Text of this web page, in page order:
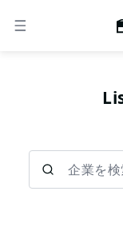
メニュー